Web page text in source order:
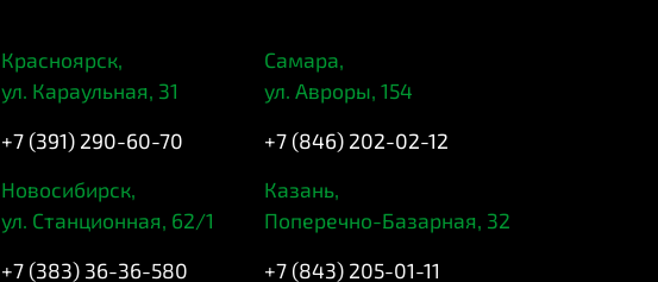
Красноярск,
ул. Караульная, 31
+7 (391) 290-60-70
Самара,
ул. Авроры, 154
+7 (846) 202-02-12
Новосибирск,
ул. Станционная, 62/1
+7 (383) 36-36-580
Казань,
Поперечно-Базарная, 32
+7 (843) 205-01-11